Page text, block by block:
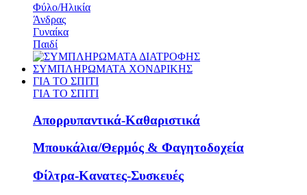
Φύλο/Ηλικία
Άνδρας
Γυναίκα
Παιδί
ΣΥΜΠΛΗΡΩΜΑΤΑ ΧΟΝΔΡΙΚΗΣ
ΓΙΑ ΤΟ ΣΠΙΤΙ
ΓΙΑ ΤΟ ΣΠΙΤΙ
Απορρυπαντικά-Καθαριστικά
Μπουκάλια/Θερμός & Φαγητοδοχεία
Φίλτρα-Κανατες-Συσκευές